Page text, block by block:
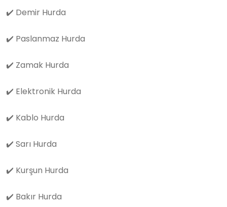
✔️ Demir Hurda
✔️ Paslanmaz Hurda
✔️ Zamak Hurda
✔️ Elektronik Hurda
✔️ Kablo Hurda
✔️ Sarı Hurda
✔️ Kurşun Hurda
✔️ Bakır Hurda